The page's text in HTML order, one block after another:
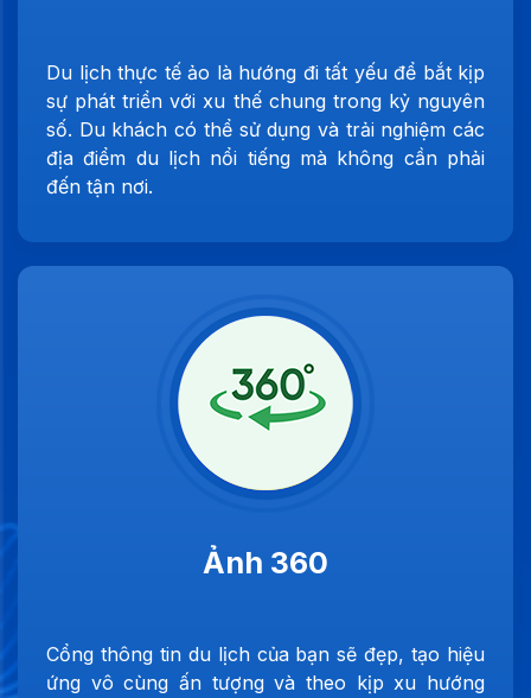
Du lịch thực tế ảo là hướng đi tất yếu để bắt kịp
sự phát triển với xu thế chung trong kỷ nguyên
số. Du khách có thể sử dụng và trải nghiệm các
địa điểm du lịch nổi tiếng mà không cần phải
đến tận nơi.
Ảnh 360
Cổng thông tin du lịch của bạn sẽ đẹp, tạo hiệu
ứng vô cùng ấn tượng và theo kịp xu hướng